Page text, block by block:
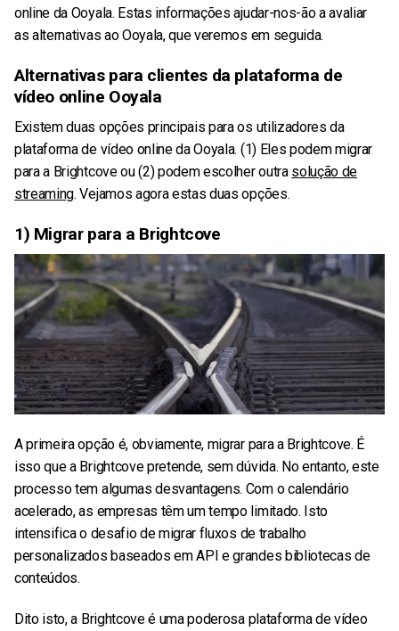
online da Ooyala. Estas informações ajudar-nos-ão a avaliar
as alternativas ao Ooyala, que veremos em seguida.
Alternativas para clientes da plataforma de
vídeo online Ooyala
Existem duas opções principais para os utilizadores da
plataforma de vídeo online da Ooyala. (1) Eles podem migrar
para a Brightcove ou (2) podem escolher outra solução de
streaming. Vejamos agora estas duas opções.
1) Migrar para a Brightcove
A primeira opção é, obviamente, migrar para a Brightcove. É
isso que a Brightcove pretende, sem dúvida. No entanto, este
processo tem algumas desvantagens. Com o calendário
acelerado, as empresas têm um tempo limitado. Isto
intensifica o desafio de migrar fluxos de trabalho
personalizados baseados em API e grandes bibliotecas de
conteúdos.
Dito isto, a Brightcove é uma poderosa plataforma de vídeo